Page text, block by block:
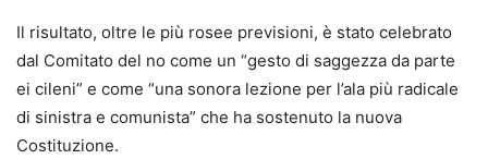
Il risultato, oltre le più rosee previsioni, è stato celebrato
dal Comitato del no come un “gesto di saggezza da parte
ei cileni” e come “una sonora lezione per l’ala più radicale
di sinistra e comunista” che ha sostenuto la nuova
Costituzione.